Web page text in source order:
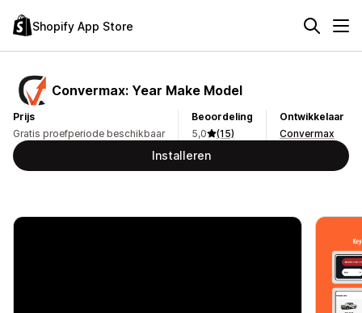
Shopify App Store
Convermax: Year Make Model
Prijs
Gratis proefperiode beschikbaar
Beoordeling
5,0
(15)
Ontwikkelaar
Convermax
Installeren